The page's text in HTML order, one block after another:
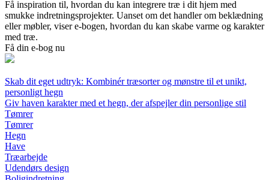
Få inspiration til, hvordan du kan integrere træ i dit hjem med
smukke indretningsprojekter. Uanset om det handler om beklædning
eller møbler, viser e-bogen, hvordan du kan skabe varme og karakter
med træ.
Få din e-bog nu
Skab dit eget udtryk: Kombinér træsorter og mønstre til et unikt,
personligt hegn
Giv haven karakter med et hegn, der afspejler din personlige stil
Tømrer
Tømrer
Hegn
Have
Træarbejde
Udendørs design